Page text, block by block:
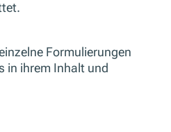
Formulierungen
in ihrem Inhalt und